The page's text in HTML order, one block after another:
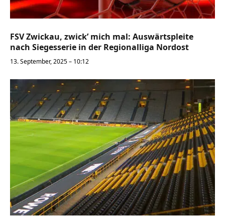
FSV Zwickau, zwick’ mich mal: Auswärtspleite
nach Siegesserie in der Regionalliga Nordost
13. September, 2025 – 10:12